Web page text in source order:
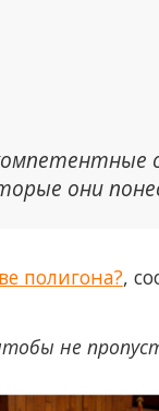
они
полигона?,
не